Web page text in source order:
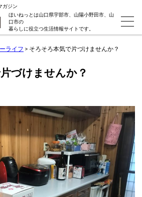
ガジン
ほいねっとは山口県宇部市、山陽小野田市、山
口市の
暮らしに役立つ生活情報サイトです。
ライフ > そろそろ本気で片づけませんか？
づけませんか？